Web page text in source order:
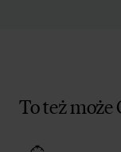
To też może